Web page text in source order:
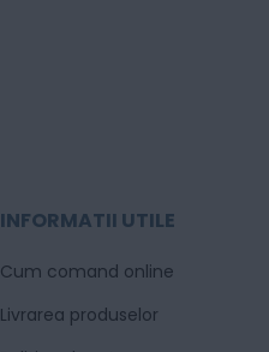
INFORMATII UTILE
Cum comand online
Livrarea produselor